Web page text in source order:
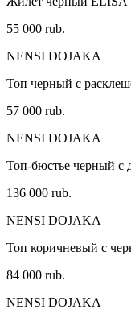
55 000 rub.
NENSI DOJAKA
Топ черный с
57 000 rub.
NENSI DOJAKA
Топ-бюстье черный с
136 000 rub.
NENSI DOJAKA
Топ коричневый с
84 000 rub.
NENSI DOJAKA